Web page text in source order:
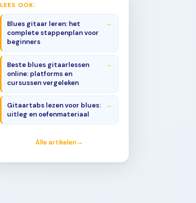
LEES OOK:
Blues gitaar leren: het
complete stappenplan voor
beginners
Beste blues gitaarlessen
online: platforms en
cursussen vergeleken
Gitaartabs lezen voor blues:
uitleg en oefenmateriaal
Alle artikelen